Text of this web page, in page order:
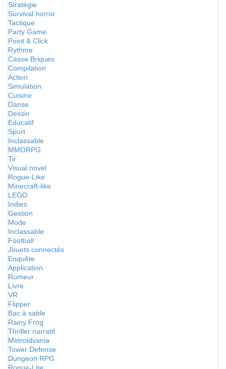
Stratégie
Survival horror
Tactique
Party Game
Point & Click
Rythme
Casse Briques
Compilation
Action
Simulation
Cuisine
Danse
Dessin
Educatif
Sport
Inclassable
MMORPG
Tir
Visual novel
Rogue-Like
Minecraft-like
LEGO
Indies
Gestion
Mode
Inclassable
Football
Jouets connectés
Enquête
Application
Rumeur
Livre
VR
Flipper
Bac à sable
Rainy Frog
Thriller narratif
Metroidvania
Tower Defense
Dungeon RPG